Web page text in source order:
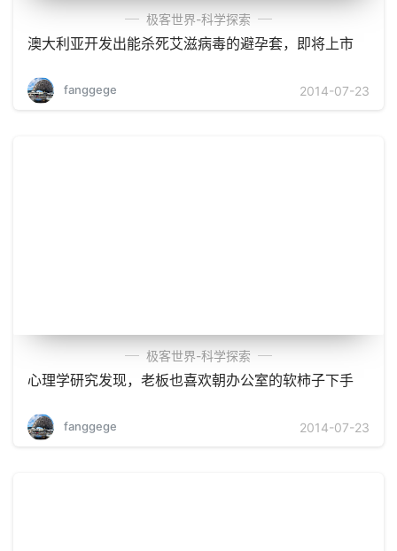
极客世界-科学探索
澳大利亚开发出能杀死艾滋病毒的避孕套，即将上市
fanggege 2014-07-23
极客世界-科学探索
心理学研究发现，老板也喜欢朝办公室的软柿子下手
fanggege 2014-07-23